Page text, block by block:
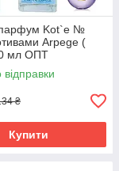
Kot`e №
Arpege (
мл ОПТ
₴
Купити